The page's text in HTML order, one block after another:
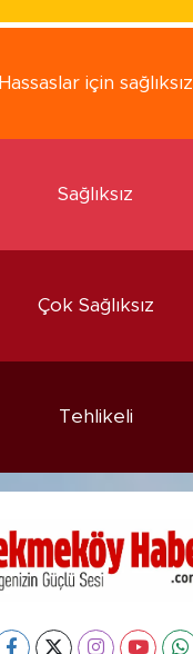
Hassaslar için sağlıksız
Sağlıksız
Çok Sağlıksız
Tehlikeli